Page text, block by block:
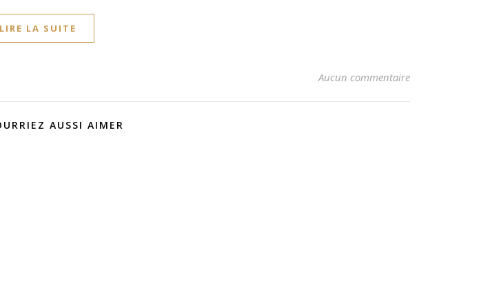
LIRE LA SUITE
Aucun commentaire
AUSSI AIMER